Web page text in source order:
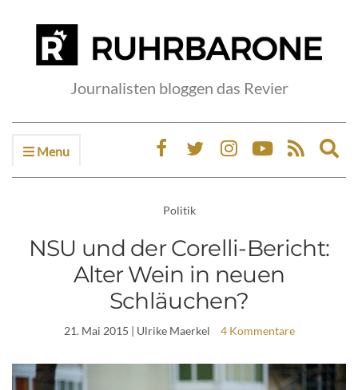
Journalisten bloggen das Revier
Menu
Politik
NSU und der Corelli-Bericht:
Alter Wein in neuen
Schläuchen?
21. Mai 2015 | Ulrike Maerkel 4 Kommentare